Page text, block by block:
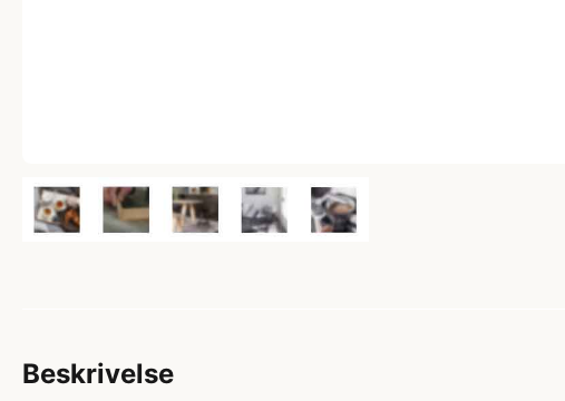
Beskrivelse